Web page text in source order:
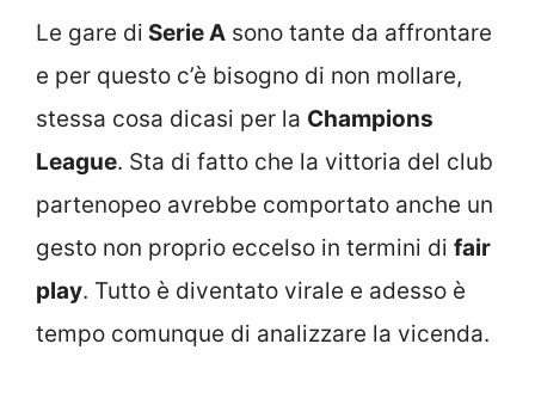
Le gare di Serie A sono tante da affrontare
e per questo c’è bisogno di non mollare,
stessa cosa dicasi per la Champions
League. Sta di fatto che la vittoria del club
partenopeo avrebbe comportato anche un
gesto non proprio eccelso in termini di fair
play. Tutto è diventato virale e adesso è
tempo comunque di analizzare la vicenda.